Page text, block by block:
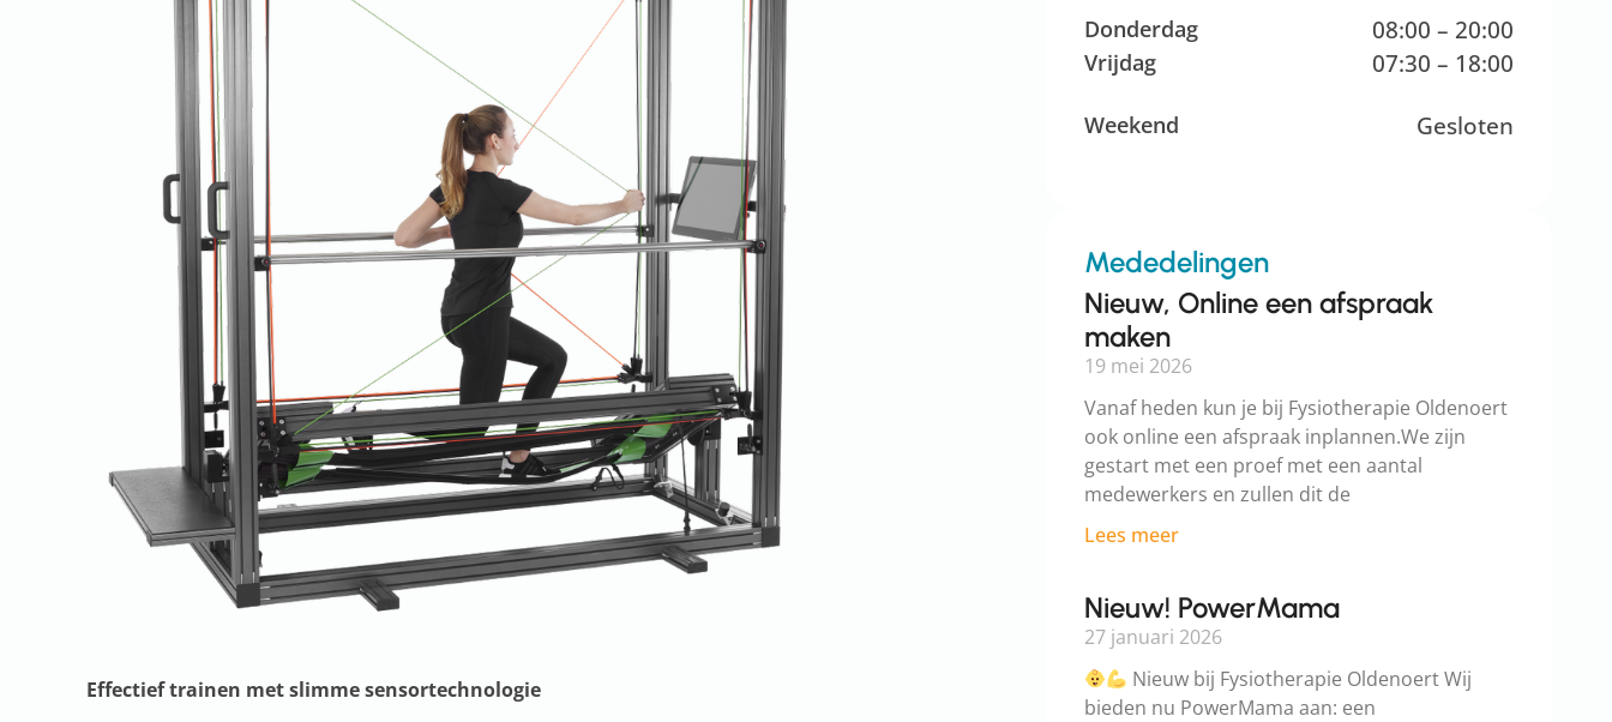
Effectief trainen met slimme sensortechnologie
Donderdag 08:00 – 20:00
Vrijdag 07:30 – 18:00
Weekend Gesloten
Mededelingen
Nieuw, Online een afspraak
maken
19 mei 2026
Vanaf heden kun je bij Fysiotherapie Oldenoert
ook online een afspraak inplannen.We zijn
gestart met een proef met een aantal
medewerkers en zullen dit de
Lees meer
Nieuw! PowerMama
27 januari 2026
Nieuw bij Fysiotherapie Oldenoert Wij
bieden nu PowerMama aan: een